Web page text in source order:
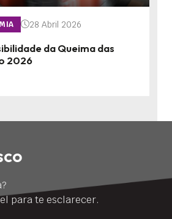
28 Abril 2026
da Queima das
2026
para te esclarecer.